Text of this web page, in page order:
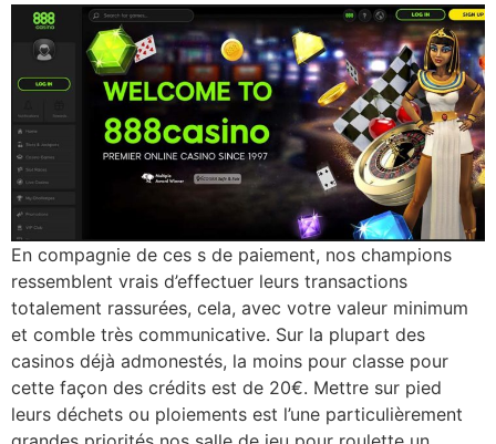
En compagnie de ces s de paiement, nos champions
ressemblent vrais d’effectuer leurs transactions
totalement rassurées, cela, avec votre valeur minimum
et comble très communicative. Sur la plupart des
casinos déjà admonestés, la moins pour classe pour
cette façon des crédits est de 20€. Mettre sur pied
leurs déchets ou ploiements est l’une particulièrement